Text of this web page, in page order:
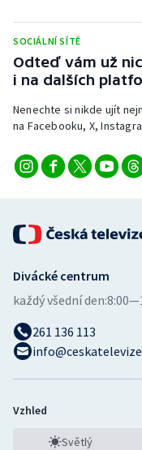
SOCIÁLNÍ SÍTĚ
Odteď vám už
i na dalších
Nenechte si nikde ujít
na Facebooku, X,
Divácké centrum
každý všední den:
261 136 113
Vzhled
Světlý